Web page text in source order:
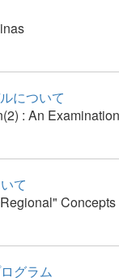
について
: An
て
Concepts
グラム